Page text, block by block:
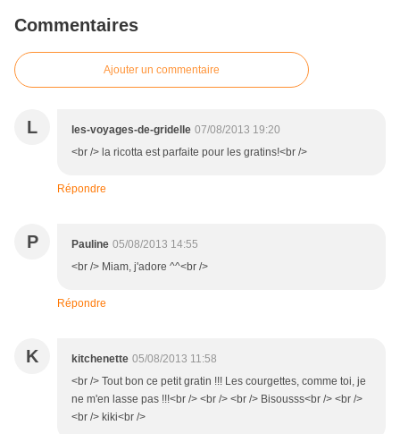
Commentaires
Ajouter un commentaire
L les-voyages-de-gridelle 07/08/2013 19:20
<br /> la ricotta est parfaite pour les gratins!<br />
Répondre
P Pauline 05/08/2013 14:55
<br /> Miam, j'adore ^^<br />
Répondre
K kitchenette 05/08/2013 11:58
<br /> Tout bon ce petit gratin !!! Les courgettes, comme toi, je
ne m'en lasse pas !!!<br /> <br /> <br /> Bisousss<br /> <br />
<br /> kiki<br />